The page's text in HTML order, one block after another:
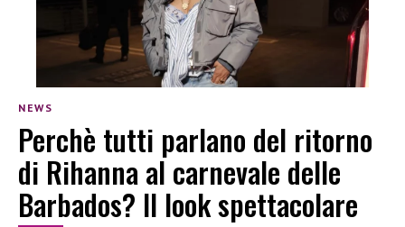
NEWS
Perchè tutti parlano del ritorno
di Rihanna al carnevale delle
Barbados? Il look spettacolare